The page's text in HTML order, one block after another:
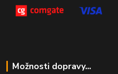
Možnosti dopravy...